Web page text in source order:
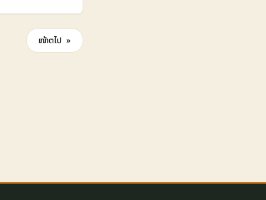
ວ. 📊 ຕາຕະລາງ
(Uz) TikTok
💰 Avg CPMໜ້າຕໍ່ໄປ »